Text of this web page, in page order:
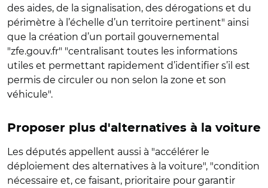
des aides, de la signalisation, des dérogations et du
périmètre à l’échelle d’un territoire pertinent" ainsi
que la création d’un portail gouvernemental
"zfe.gouv.fr" "centralisant toutes les informations
utiles et permettant rapidement d’identifier s’il est
permis de circuler ou non selon la zone et son
véhicule".
Proposer plus d'alternatives à la voiture
Les députés appellent aussi à "accélérer le
déploiement des alternatives à la voiture", "condition
nécessaire et, ce faisant, prioritaire pour garantir